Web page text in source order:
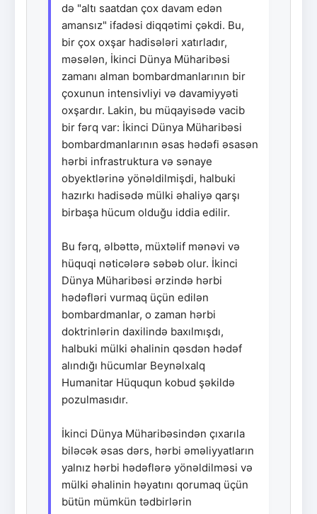
də "altı saatdan çox davam edən
amansız" ifadəsi diqqətimi çəkdi. Bu,
bir çox oxşar hadisələri xatırladır,
məsələn, İkinci Dünya Müharibəsi
zamanı alman bombardmanlarının bir
çoxunun intensivliyi və davamiyyəti
oxşardır. Lakin, bu müqayisədə vacib
bir fərq var: İkinci Dünya Müharibəsi
bombardmanlarının əsas hədəfi əsasən
hərbi infrastruktura və sənaye
obyektlərinə yönəldilmişdi, halbuki
hazırkı hadisədə mülki əhaliyə qarşı
birbaşa hücum olduğu iddia edilir.
Bu fərq, əlbəttə, müxtəlif mənəvi və
hüquqi nəticələrə səbəb olur. İkinci
Dünya Müharibəsi ərzində hərbi
hədəfləri vurmaq üçün edilən
bombardmanlar, o zaman hərbi
doktrinlərin daxilində baxılmışdı,
halbuki mülki əhalinin qəsdən hədəf
alındığı hücumlar Beynəlxalq
Humanitar Hüququn kobud şəkildə
pozulmasıdır.
İkinci Dünya Müharibəsindən çıxarıla
biləcək əsas dərs, hərbi əməliyyatların
yalnız hərbi hədəflərə yönəldilməsi və
mülki əhalinin həyatını qorumaq üçün
bütün mümkün tədbirlərin